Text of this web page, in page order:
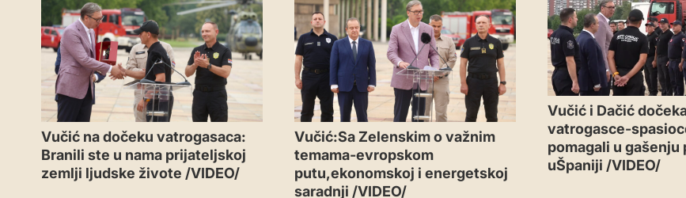
Vučić na dočeku vatrogasaca:
Branili ste u nama prijateljskoj
zemlji ljudske živote /VIDEO/
Vučić:Sa Zelenskim o važnim
temama-evropskom
putu,ekonomskoj i energetskoj
saradnji /VIDEO/
Vučić i Dačić
vatrogasce-
pomagali u gašenju
uŠpaniji /VIDEO/